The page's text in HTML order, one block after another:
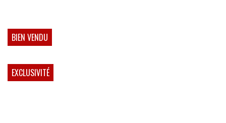
BIEN VENDU
EXCLUSIVITÉ